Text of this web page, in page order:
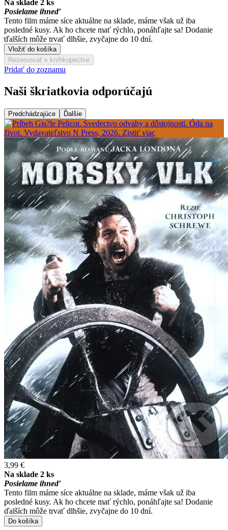
Na sklade 2 ks
Posielame ihneď
Tento film máme síce aktuálne na sklade, máme však už iba
posledné kusy. Ak ho chcete mať rýchlo, ponáhľajte sa! Dodanie
ďalších môže trvať dlhšie, zvyčajne do 10 dní.
Vložiť do košíka
Rezervovať v kníhkupectve
Pridať do zoznamu
Naši škriatkovia odporúčajú
Predchádzajúce Ďalšie
3,99 €
Na sklade 2 ks
Posielame ihneď
Tento film máme síce aktuálne na sklade, máme však už iba
posledné kusy. Ak ho chcete mať rýchlo, ponáhľajte sa! Dodanie
ďalších môže trvať dlhšie, zvyčajne do 10 dní.
Do košíka